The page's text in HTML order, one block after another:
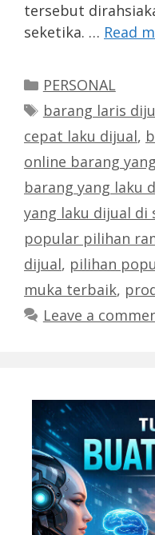
tersebut
seketika. … Read
Categories
PERSONAL
Tags
barang laris
cepat laku dijual,
online barang
barang yang laku
yang laku dijual di
popular pilihan
dijual, pilihan
muka terbaik,
Leave a